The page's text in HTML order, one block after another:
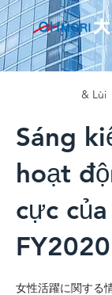
& Lùi
Sáng
hoạt
cực
FY2020
女性活躍に関する